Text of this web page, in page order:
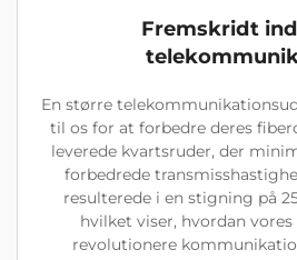
Fremskridt
En større
til os for at forbedre deres
leverede kvartsruder, der
forbedrede
resulterede i en stigning på
hvilket viser, hvordan
revolutionere